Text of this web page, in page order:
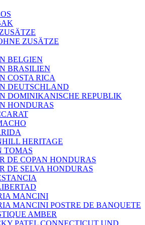
ZUSÄTZE
BELGIEN
BRASILIEN
COSTA RICA
DEUTSCHLAND
DOMINIKANISCHE REPUBLIK
HONDURAS
HERITAGE
TOMAS
DE COPAN HONDURAS
DE SELVA HONDURAS
MANCINI
MANCINI POSTRE DE BANQUETE
AMBER
PATEL CONNECTICUT UND